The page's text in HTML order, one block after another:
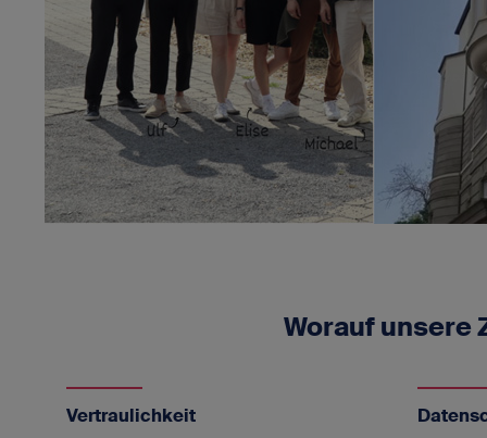
Worauf unsere
Vertraulichkeit